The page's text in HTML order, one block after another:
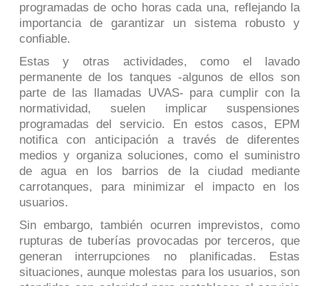
programadas de ocho horas cada una, reflejando la
importancia de garantizar un sistema robusto y
confiable.
Estas y otras actividades, como el lavado
permanente de los tanques-algunos de ellos son
parte de las llamadas UVAS- para cumplir con la
normatividad, suelen implicar suspensiones
programadas del servicio. En estos casos, EPM
notifica con anticipación a través de diferentes
medios y organiza soluciones, como el suministro
de agua en los barrios de la ciudad mediante
carrotanques, para minimizar el impacto en los
usuarios.
Sin embargo, también ocurren imprevistos, como
rupturas de tuberías provocadas por terceros, que
generan interrupciones no planificadas. Estas
situaciones, aunque molestas para los usuarios, son